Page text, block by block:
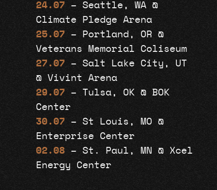
24.07 – Seattle, WA @
Climate Pledge Arena
25.07 – Portland, OR @
Veterans Memorial Coliseum
27.07 – Salt Lake City, UT
@ Vivint Arena
29.07 – Tulsa, OK @ BOK
Center
30.07 – St Louis, MO @
Enterprise Center
02.08 – St. Paul, MN @ Xcel
Energy Center